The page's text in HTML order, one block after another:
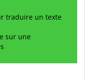
traduire un texte
sur une